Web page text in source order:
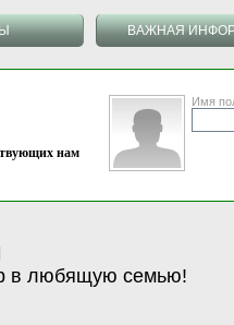
ВАЖНАЯ
нам
Имя
в любящую семью!